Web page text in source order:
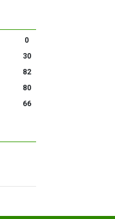
0
30
82
80
66